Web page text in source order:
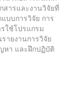
สารและงานวิจัยที่
บบการวิจัย การ
ใช้โปรแกรม
ายงานการวิจัย
หา และฝึกปฏิบัติ